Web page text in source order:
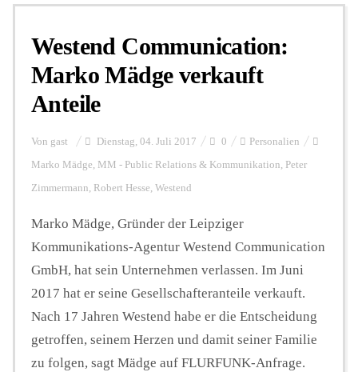
Personalien
FUNKTURM-Beiträge
Podcast
Seminare
Unterstützen
Westend Communication:
Marko Mädge verkauft
Anteile
Von gast Dienstag, 04. Juli 2017 0 Personalien
Marko Mädge, MM - Public Relations & Kommunikation, Peter
Zimmermann, Robert Hesse, Westend
Marko Mädge, Gründer der Leipziger
Kommunikations-Agentur Westend Communication
GmbH, hat sein Unternehmen verlassen. Im Juni
2017 hat er seine Gesellschafteranteile verkauft.
Nach 17 Jahren Westend habe er die Entscheidung
getroffen, seinem Herzen und damit seiner Familie
zu folgen, sagt Mädge auf FLURFUNK-Anfrage.